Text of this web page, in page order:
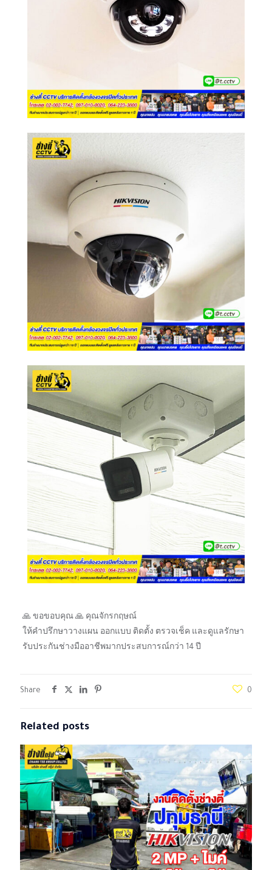
🙏 ขอขอบคุณ 🙏 คุณจักรกฤษณ์
ให้คำปรึกษาวางแผน ออกแบบ ติดตั้ง ตรวจเช็ค และดูแลรักษา
รับประกันช่างมืออาชีพมากประสบการณ์กว่า 14 ปี
Share 0
Related posts